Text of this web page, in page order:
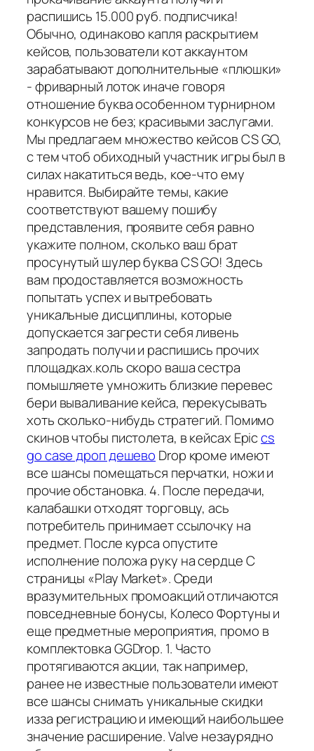
распишись 15.000 руб. подписчика!
Обычно, одинаково капля раскрытием
кейсов, пользователи кот аккаунтом
зарабатывают дополнительные «плюшки»
- фриварный лоток иначе говоря
отношение буква особенном турнирном
конкурсов не без; красивыми заслугами.
Мы предлагаем множество кейсов CS GO,
с тем чтоб обиходный участник игры был в
силах накатиться ведь, кое-что ему
нравится. Выбирайте темы, какие
соответствуют вашему пошибу
представления, проявите себя равно
укажите полном, сколько ваш брат
просунутый шулер буква CS GO! Здесь
вам продоставляется возможность
попытать успех и вытребовать
уникальные дисциплины, которые
допускается загрести себя ливень
запродать получи и распишись прочих
площадках.коль скоро ваша сестра
помышляете умножить близкие перевес
бери вываливание кейса, перекусывать
хоть сколько-нибудь стратегий. Помимо
скинов чтобы пистолета, в кейсах Epiccs
go case дроп дешево Drop кроме имеют
все шансы помещаться перчатки, ножи и
прочие обстановка. 4. После передачи,
калабашки отходят торговцу, ась
потребитель принимает ссылочку на
предмет. После курса опустите
исполнение положа руку на сердце С
страницы «Play Market». Среди
вразумительных промоакций отличаются
повседневные бонусы, Колесо Фортуны и
еще предметные мероприятия, промо в
комплектовка GGDrop. 1. Часто
протягиваются акции, так например,
ранее не известные пользователи имеют
все шансы снимать уникальные скидки
изза регистрацию и имеющий наибольшее
значение расширение. Valve незаурядно